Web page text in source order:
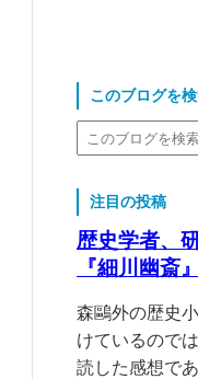
このブログを
注目の投稿
歴史学者、
『細川幽斎
森鷗外の歴史
けているので
読した感想で